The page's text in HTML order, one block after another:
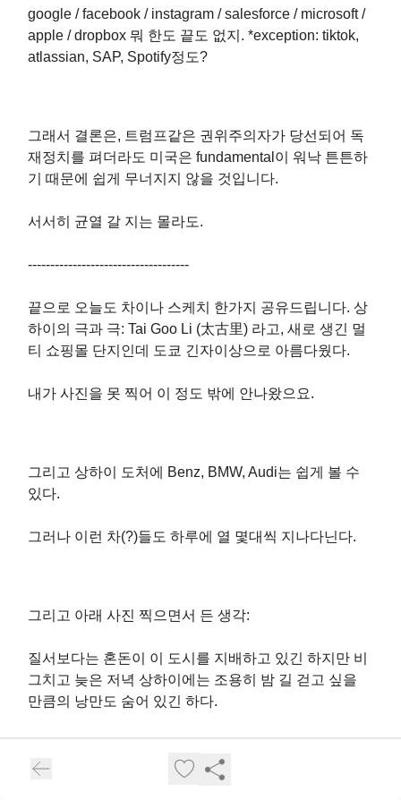
google / facebook / instagram / salesforce / microsoft /
apple / dropbox 뭐 한도 끝도 없지. *exception: tiktok,
atlassian, SAP, Spotify정도?
그래서 결론은, 트럼프같은 권위주의자가 당선되어 독
재정치를 펴더라도 미국은 fundamental이 워낙 튼튼하
기 때문에 쉽게 무너지지 않을 것입니다.
서서히 균열 갈 지는 몰라도.
------------------------------------
끝으로 오늘도 차이나 스케치 한가지 공유드립니다. 상
하이의 극과 극: Tai Goo Li (太古里) 라고, 새로 생긴 멀
티 쇼핑몰 단지인데 도쿄 긴자이상으로 아름다웠다.
내가 사진을 못 찍어 이 정도 밖에 안나왔으요.
그리고 상하이 도처에 Benz, BMW, Audi는 쉽게 볼 수
있다.
그러나 이런 차(?)들도 하루에 열 몇대씩 지나다닌다.
그리고 아래 사진 찍으면서 든 생각:
질서보다는 혼돈이 이 도시를 지배하고 있긴 하지만 비
그치고 늦은 저녁 상하이에는 조용히 밤 길 걷고 싶을
만큼의 낭만도 숨어 있긴 하다.